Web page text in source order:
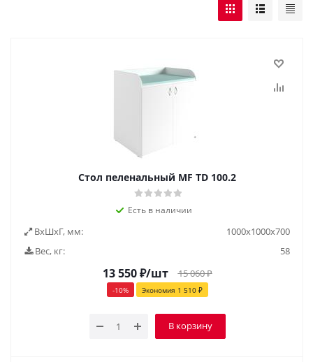
Стол пеленальный МF TD 100.2
Есть в наличии
ВxШxГ, мм:
1000x1000x700
Вес, кг:
58
13 550₽/шт 15 060₽
-10% Экономия 1 510₽
В корзину